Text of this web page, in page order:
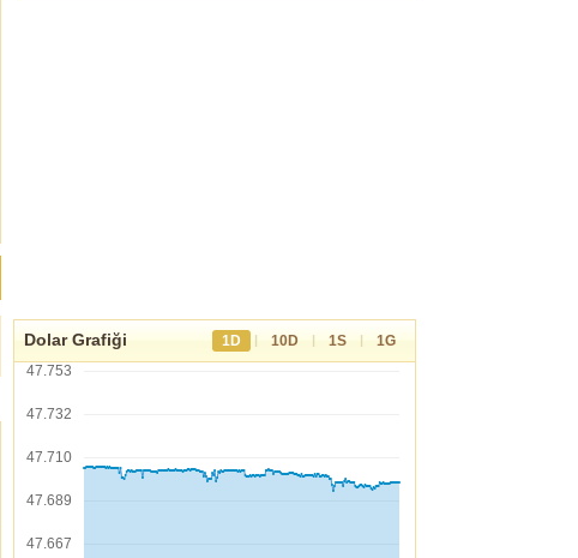
Dolar Grafiği 1D | 10D | 1S |
1G
47.753
47.732
47.710
47.689
47.667